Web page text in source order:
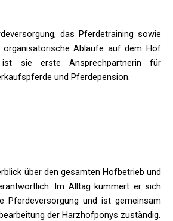
das Pferdetraining sowie
organisatorische Abläufe auf dem Hof
ist sie erste Ansprechpartnerin für
und Pferdepension.
über den gesamten Hofbetrieb und
Im Alltag kümmert er sich
Pferdeversorgung und ist gemeinsam
der Harzhofponys zuständig.